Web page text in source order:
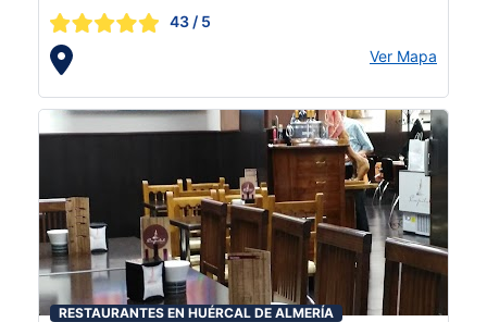
43 / 5
Ver Mapa
RESTAURANTES EN HUÉRCAL DE ALMERÍA